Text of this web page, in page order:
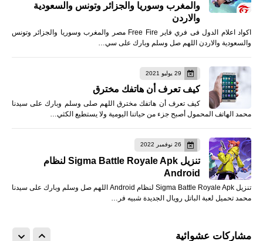
والمغرب وسوريا والجزائر وتونس والسعودية
والاردن
اكواد اعلام الدول فى فري فاير Free Fire مصر والمغرب وسوريا والجزائر وتونس
والسعودية والاردن اللهم صل وسلم وبارك على سي…
29 يوليو 2021
كيف تعرف أن هاتفك مخترق
كيف تعرف أن هاتفك مخترق اللهم صلى وسلم وبارك على سيدنا
محمد الهاتف المحمول أصبح جزء من حياتنا اليومية ولا يستطيع الكثي…
26 نوفمبر 2022
تنزيل Sigma Battle Royale Apk لنظام
Android
تنزيل Sigma Battle Royale Apk لنظام Android اللهم صل وسلم وبارك على سيدنا
محمد تحميل لعبة الباتل رويال الجديدة شبيه فر…
مشاركات عشوائية